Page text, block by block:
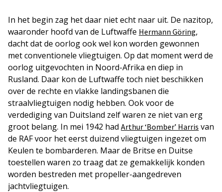
In het begin zag het daar niet echt naar uit. De nazitop,
waaronder hoofd van de Luftwaffe Hermann Göring,
dacht dat de oorlog ook wel kon worden gewonnen
met conventionele vliegtuigen. Op dat moment werd de
oorlog uitgevochten in Noord-Afrika en diep in
Rusland. Daar kon de Luftwaffe toch niet beschikken
over de rechte en vlakke landingsbanen die
straalvliegtuigen nodig hebben. Ook voor de
verdediging van Duitsland zelf waren ze niet van erg
groot belang. In mei 1942 had Arthur ‘Bomber’ Harris van
de RAF voor het eerst duizend vliegtuigen ingezet om
Keulen te bombarderen. Maar de Britse en Duitse
toestellen waren zo traag dat ze gemakkelijk konden
worden bestreden met propeller-aangedreven
jachtvliegtuigen.